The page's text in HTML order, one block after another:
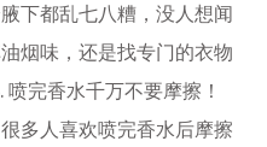
下都乱七八糟，没人想闻
烟味，还是找专门的衣物
完香水千万不要摩擦！
多人喜欢喷完香水后摩擦